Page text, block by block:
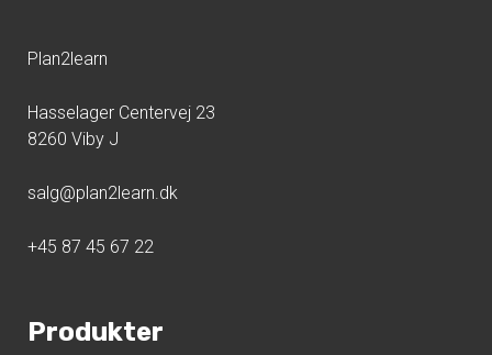
Plan2learn
Hasselager Centervej 23
8260 Viby J
salg@plan2learn.dk
+45 87 45 67 22
Produkter